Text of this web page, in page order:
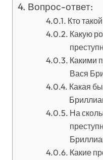
Вопрос-ответ:
Кто
Какую
Какими
Вася
Какая
На
Какие